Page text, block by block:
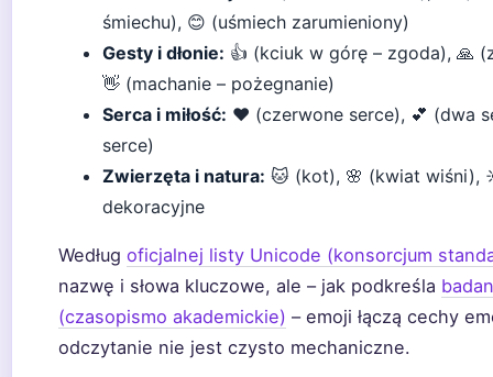
śmiechu), 😊 (uśmiech zarumieniony)
Gesty i dłonie: 👍 (kciuk w górę – zgoda), 🙏
👋 (machanie – pożegnanie)
Serca i miłość: ❤️ (czerwone serce), 💕 (dwa
serce)
Zwierzęta i natura: 🐱 (kot), 🌸 (kwiat wiśni),
dekoracyjne
Według oficjalnej listy Unicode (konsorcjum
nazwę i słowa kluczowe, ale – jak podkreśla
(czasopismo akademickie) – emoji łączą cechy
odczytanie nie jest czysto mechaniczne.